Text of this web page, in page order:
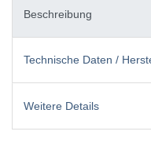
Beschreibung
Technische Daten /
Weitere Details